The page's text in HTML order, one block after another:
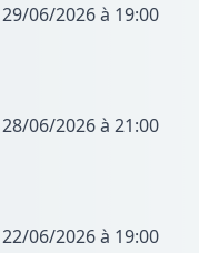
06/2026 à 19:00
06/2026 à 21:00
06/2026 à 19:00